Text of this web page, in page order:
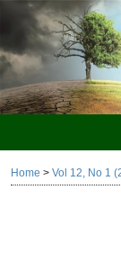
Home > Vol 12, No 1